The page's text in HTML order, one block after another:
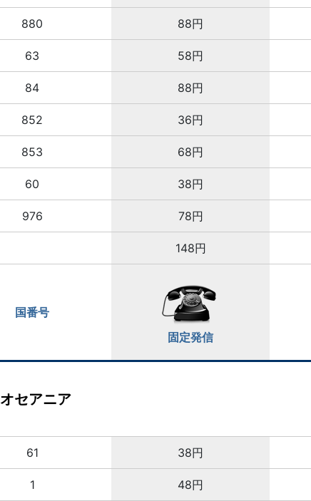
880 88円
63 58円
84 88円
852 36円
853 68円
60 38円
976 78円
148円
国番号
固定発信
オセアニア
61 38円
1 48円